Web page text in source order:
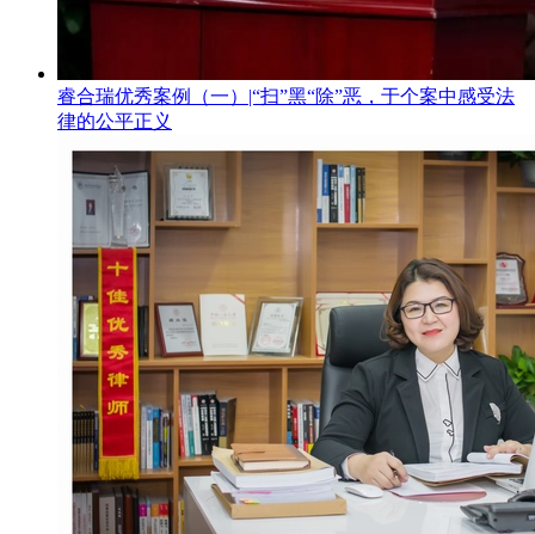
睿合瑞优秀案例（一）|“扫”黑“除”恶，于个案中感受法
律的公平正义